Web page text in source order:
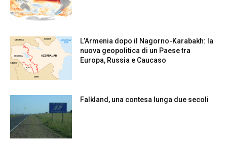
L’Armenia dopo il Nagorno-Karabakh: la
nuova geopolitica di un Paese tra
Europa, Russia e Caucaso
Falkland, una contesa lunga due secoli